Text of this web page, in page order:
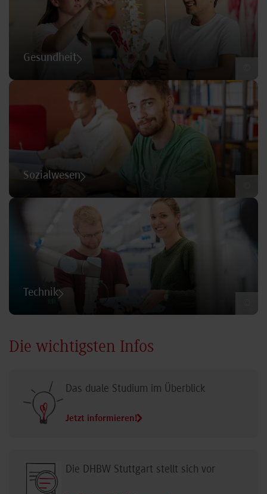
Gesundheit
Sozialwesen
Technik
Die wichtigsten Infos
Das duale Studium im Überblick
Jetzt informieren!
Die DHBW Stuttgart stellt sich vor